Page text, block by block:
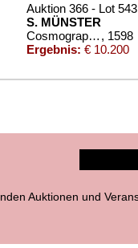
Auktion 366 - Lot 543
S. MÜNSTER
Cosmographey. Basel 1598. , 1598
Ergebnis: € 10.200
SEBASTIAN
Auktionen und